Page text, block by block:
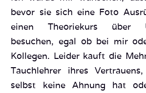
bevor sie sich eine Foto
einen Theoriekurs über
besuchen, egal ob bei mir
Kollegen. Leider kauft die
Tauchlehrer ihres
selbst keine Ahnung hat